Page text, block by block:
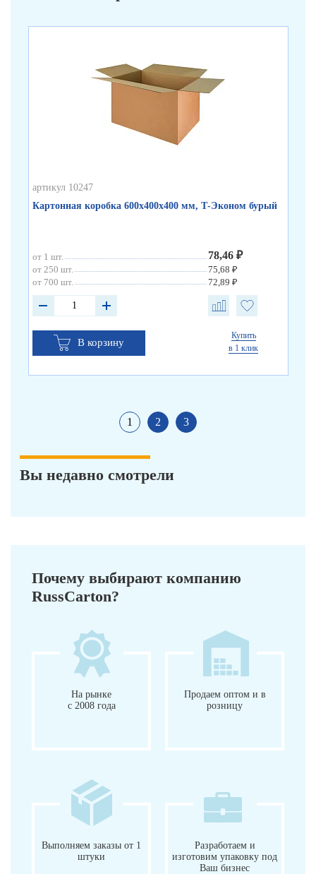
артикул 10247
Картонная коробка 600х400х400 мм, Т-Эконом бурый
от 1 шт. 78,46 ₽
от 250 шт.
75,68 ₽
от 700 шт.
72,89 ₽
В корзину
Купить
в 1 клик
1 2 3
Вы недавно смотрели
Почему выбирают компанию
RussCarton?
На рынке
с 2008 года
Продаем оптом и в
розницу
Выполняем заказы от 1
штуки
Разработаем и
изготовим упаковку под
Ваш бизнес